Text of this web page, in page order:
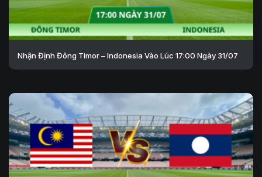
Nhận Định Đông Timor – Indonesia Vào Lúc 17:00 Ngày 31/07